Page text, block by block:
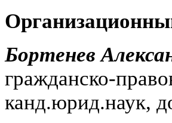
Бортенев
гражданско-
канд.юрид.наук,